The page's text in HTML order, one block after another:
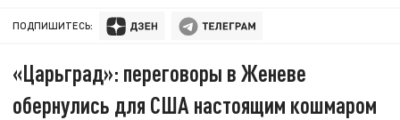
ПОДПИШИТЕСЬ:
«Царьград»: переговоры в Женеве
обернулись для США настоящим кошмаром